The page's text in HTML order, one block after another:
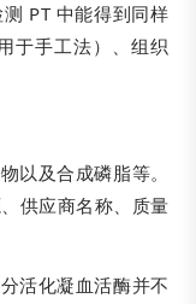
PT 中能得到同样
于手工法）、组织
以及合成磷脂等。
供应商名称、质量
活化凝血活酶并不